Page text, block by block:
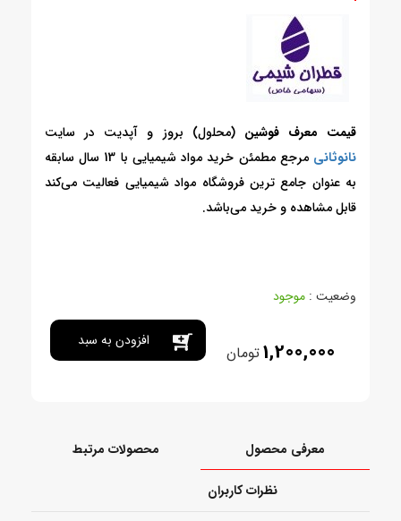
قیمت معرف فوشین (محلول) بروز و آپدیت در سایت
نانوثانی
مرجع مطمئن خرید مواد شیمیایی با 13 سال سابقه
به عنوان جامع ترین فروشگاه مواد شیمیایی فعالیت می‌کند
قابل مشاهده و خرید می‌باشد.
وضعیت : موجود
1,200,000تومان
افزودن به سبد
معرفی محصول محصولات مرتبط
نظرات کاربران